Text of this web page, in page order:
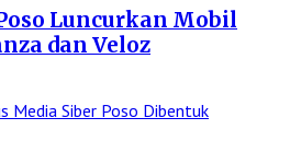
Luncurkan Mobil
dan Veloz